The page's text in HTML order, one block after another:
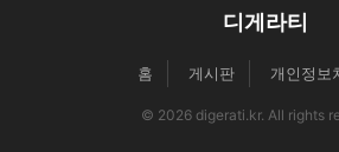
디게라티
홈 게시판 개인정보
© 2026 digerati.kr. All rights